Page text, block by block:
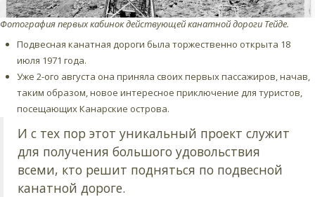
Фотография первых кабинок действующей канатной дороги Тейде.
Подвесная канатная дороги была торжественно открыта 18
июля 1971 года.
Уже 2-ого августа она приняла своих первых пассажиров, начав,
таким образом, новое интересное приключение для туристов,
посещающих Канарские острова.
И с тех пор этот уникальный проект служит
для получения большого удовольствия
всеми, кто решит подняться по подвесной
канатной дороге.